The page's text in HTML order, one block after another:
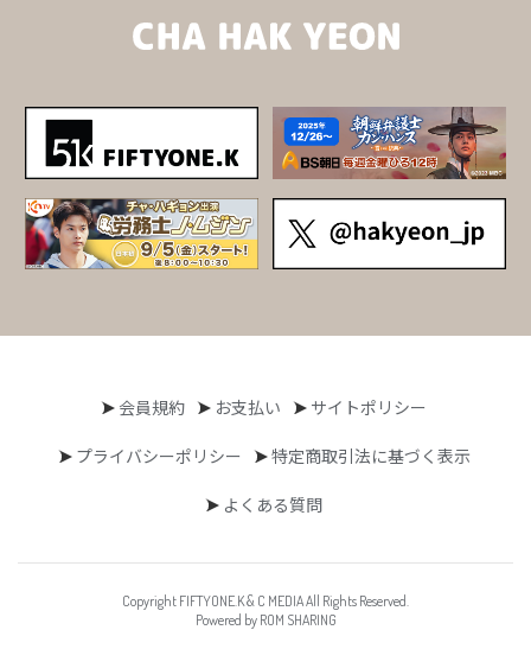
会員規約 お支払い サイトポリシー
プライバシーポリシー 特定商取引法に基づく表示
よくある質問
Copyright FIFTYONE.K & C MEDIA All Rights Reserved.
Powered by ROM SHARING